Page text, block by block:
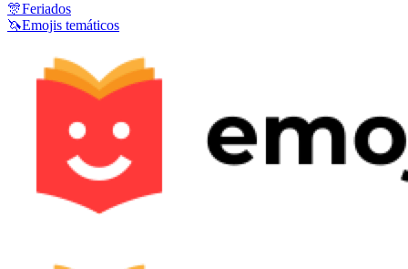
🎊Feriados
🦄Emojis temáticos